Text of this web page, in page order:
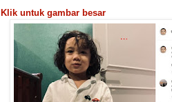
Klik untuk gambar besar